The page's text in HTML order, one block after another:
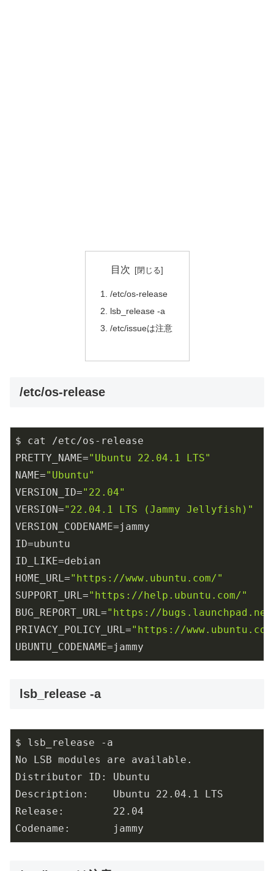
目次
/etc/os-release
lsb_release -a
/etc/issueは注意
/etc/os-release
$ cat /etc/os-release
PRETTY_NAME="Ubuntu 22.04.1 LTS"
NAME="Ubuntu"
VERSION_ID="22.04"
VERSION="22.04.1 LTS (Jammy Jellyfish)"
VERSION_CODENAME=jammy
ID=ubuntu
ID_LIKE=debian
HOME_URL="https://www.ubuntu.com/"
SUPPORT_URL="https://help.ubuntu.com/"
BUG_REPORT_URL="https://
PRIVACY_POLICY_URL="https://
lsb_release -a
$ lsb_release -a
No LSB modules are available.
Distributor ID: Ubuntu
Description:    Ubuntu 22.04.1 LTS
Release:        22.04